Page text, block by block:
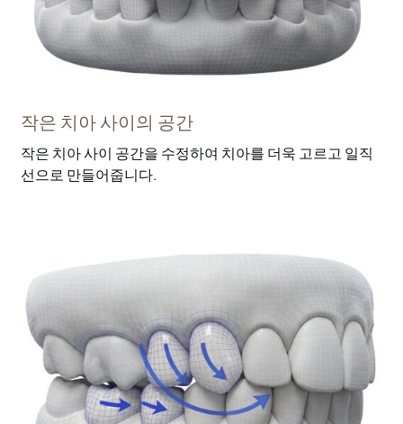
작은 치아 사이의 공간
작은 치아 사이 공간을 수정하여 치아를 더욱 고르고 일직
선으로 만들어줍니다.